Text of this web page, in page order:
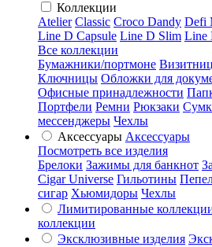
Коллекции
Atelier Classic Croco Dandy Defi
Line D Capsule Line D Slim Line
Все коллекции
Бумажники/портмоне
Ключницы Обложки для
Офисные принадлежности
Портфели Ремни Рюкзаки
мессенджеры Чехлы
Аксессуары Аксессуары
Посмотреть все изделия
Брелоки Зажимы для банкнот
Cigar Universe Гильотины
сигар Хьюмидоры Чехлы
Лимитированные
коллекции
Эксклюзивные изделия